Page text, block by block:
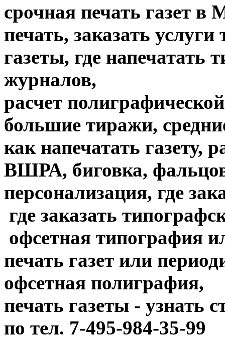
срочная печать газет в
печать, заказать
газеты, где напечатать
журналов,
расчет
большие тиражи,
как напечатать газету,
ВШРА, биговка,
персонализация, где
где заказать
офсетная типография
печать газет или
офсетная полиграфия,
печать газеты - узнать
по тел. 7-495-984-35-99